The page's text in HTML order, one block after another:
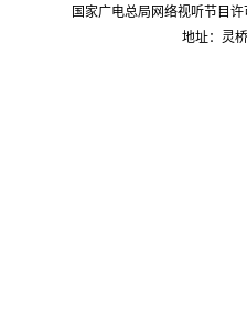
国家广电总局网络视听节目
地址：灵